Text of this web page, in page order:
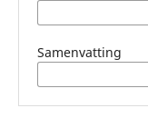
Samenvatting